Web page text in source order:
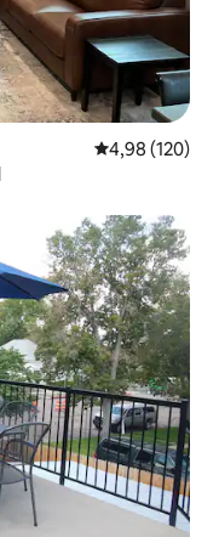
Gemiddelde
4,98 (120)